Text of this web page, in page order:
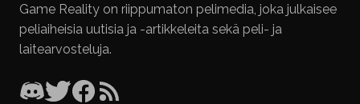
Game Reality on riippumaton pelimedia, joka julkaisee
peliaiheisia uutisia ja -artikkeleita sekä peli- ja
laitearvosteluja.